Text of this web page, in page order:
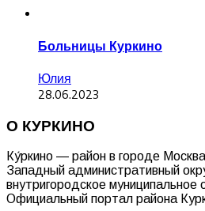
Больницы Куркино
Юлия
28.06.2023
О КУРКИНО
Ку́ркино — район в городе
Западный административный
внутригородское муниципальное
Официальный портал района